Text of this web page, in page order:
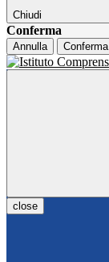
Chiudi
Conferma
Annulla Conferma
close